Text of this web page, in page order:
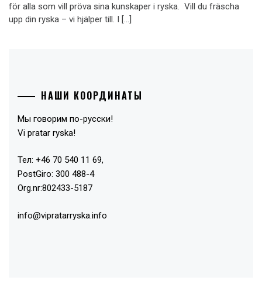
för alla som vill pröva sina kunskaper i ryska. Vill du fräscha
upp din ryska – vi hjälper till. I […]
НАШИ КООРДИНАТЫ
Мы говорим по-русски!
Vi pratar ryska!
Тел: +46 70 540 11 69,
PostGiro: 300 488-4
Org.nr:802433-5187
info@vipratarryska.info